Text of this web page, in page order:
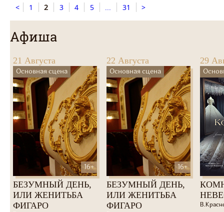
< 1 2 3 4 5 ... 31 >
Афиша
21 Августа
Основная сцена
16+
БЕЗУМНЫЙ ДЕНЬ,
ИЛИ ЖЕНИТЬБА
ФИГАРО
22 Августа
Основная сцена
16+
БЕЗУМНЫЙ ДЕНЬ,
ИЛИ ЖЕНИТЬБА
ФИГАРО
29